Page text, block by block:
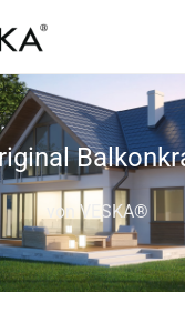
von VESKA®